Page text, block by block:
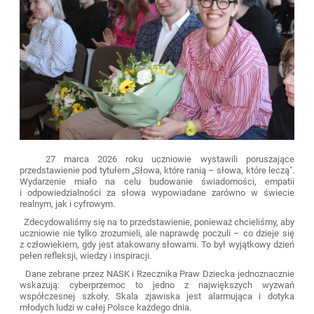
27 marca 2026 roku uczniowie wystawili poruszające
przedstawienie pod tytułem „Słowa, które ranią – słowa, które leczą".
Wydarzenie miało na celu budowanie świadomości, empatii
i odpowiedzialności za słowa wypowiadane zarówno w świecie
realnym, jak i cyfrowym.
Zdecydowaliśmy się na to przedstawienie, ponieważ chcieliśmy, aby
uczniowie nie tylko zrozumieli, ale naprawdę poczuli – co dzieje się
z człowiekiem, gdy jest atakowany słowami. To był wyjątkowy dzień
pełen refleksji, wiedzy i inspiracji.
Dane zebrane przez NASK i Rzecznika Praw Dziecka jednoznacznie
wskazują: cyberprzemoc to jedno z największych wyzwań
współczesnej szkoły. Skala zjawiska jest alarmująca i dotyka
młodych ludzi w całej Polsce każdego dnia.